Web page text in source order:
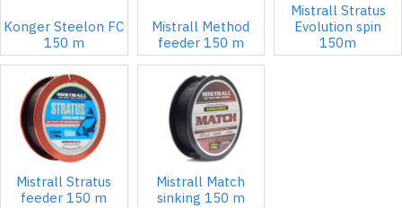
Konger Steelon FC
150 m
Mistrall Method
feeder 150 m
Mistrall Stratus
Evolution spin
150m
Mistrall Stratus
feeder 150 m
Mistrall Match
sinking 150 m